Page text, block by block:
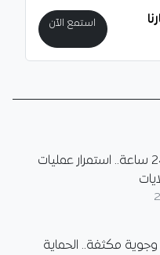
استمع الآن
56 حريقاً خلال 24 ساعة.. استمرار عمليات
مكثفة.. الحماية